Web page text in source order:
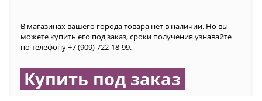
В магазинах вашего города товара нет в наличии. Но вы
можете купить его под заказ, сроки получения узнавайте
по телефону +7 (909) 722-18-99.
Купить под заказ